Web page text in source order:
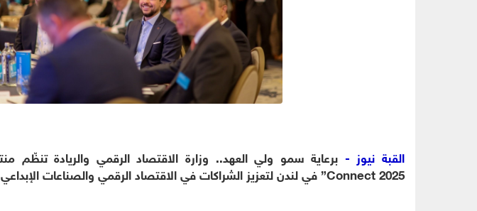
القبة نيوز -
Connect 2025” في لندن لتعزيز الشراكات في الاقتصاد الرقمي والصناعات الإبداعي